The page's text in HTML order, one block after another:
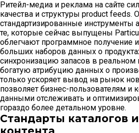
Ритейл-медиа и реклама на сайте
качества и структуры product feeds.
стандартизированные инструменты
те, которые сейчас выпущены
облегчают программное получение
больших наборов данных о
синхронизацию запасов в
богатую атрибуцию данных о
только ускоряет вывод на рынок
позволяет бизнес-пользователям и
данными отслеживать и
гораздо более детальном уровне.
Стандарты каталогов